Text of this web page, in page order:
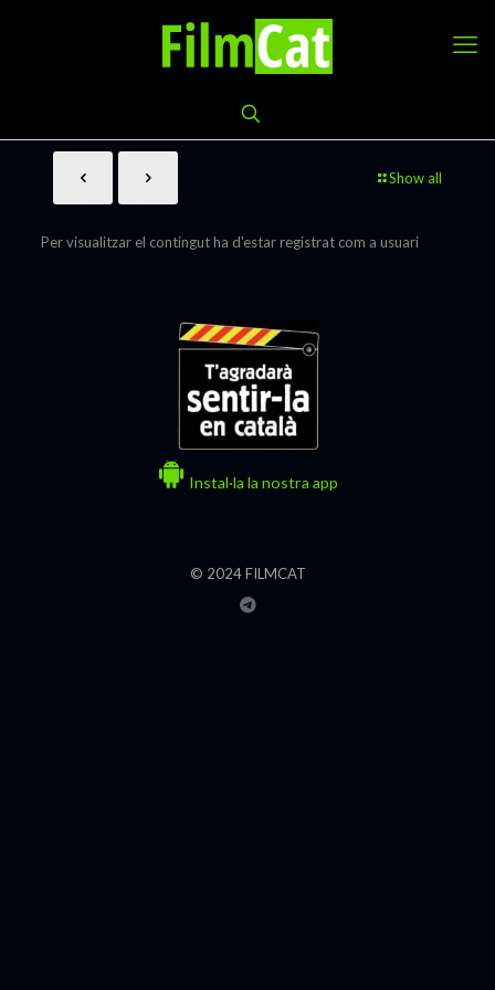
Show all
Per visualitzar el contingut ha d'estar registrat com a usuari
Instal·la la nostra app
© 2024 FILMCAT